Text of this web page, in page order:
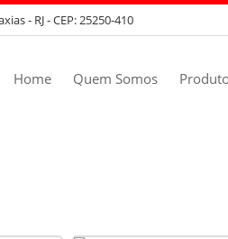
- RJ - CEP: 25250-410
Home Quem Somos